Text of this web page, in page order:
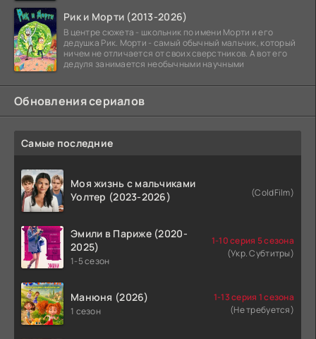
Рик и Морти (2013-2026)
В центре сюжета - школьник по имени Морти и его
дедушка Рик. Морти - самый обычный мальчик, который
ничем не отличается от своих сверстников. А вот его
дедуля занимается необычными научными
Обновления сериалов
Самые последние
Моя жизнь с мальчиками
Уолтер (2023-2026)
(ColdFilm)
Эмили в Париже (2020-
2025)
1-5 сезон
1-10 серия 5 сезона
(Укр. Субтитры)
Манюня (2026)
1 сезон
1-13 серия 1 сезона
(Не требуется)